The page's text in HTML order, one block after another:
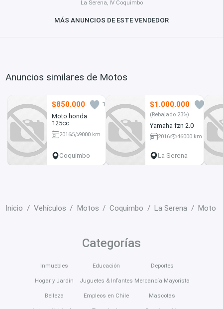
La Serena, IV Coquimbo
MÁS ANUNCIOS DE ESTE VENDEDOR
Anuncios similares de Motos
$850.000
1
Moto honda
125cc
2016
9000 km
Coquimbo
$1.000.000
(Rebajado 23%)
Yamaha fzn 2.0
2016
46000 km
La Serena
Inicio Vehículos Motos Coquimbo La Serena Moto
Categorías
Inmuebles
Hogar y Jardín
Belleza
Educación
Juguetes & Infantes
Empleos en Chile
Deportes
Mercancía Mayorista
Mascotas